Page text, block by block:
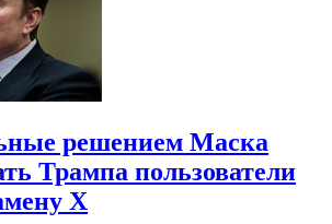
решением Маска
Трампа пользователи
X